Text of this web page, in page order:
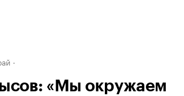
«Мы окружаем